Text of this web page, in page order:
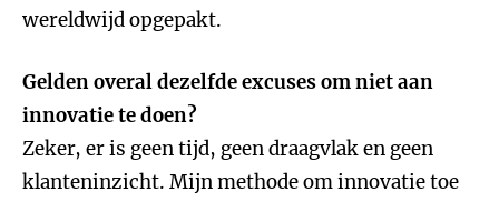
wereldwijd opgepakt.
Gelden overal dezelfde excuses om niet aan
innovatie te doen?
Zeker, er is geen tijd, geen draagvlak en geen
klanteninzicht. Mijn methode om innovatie toe